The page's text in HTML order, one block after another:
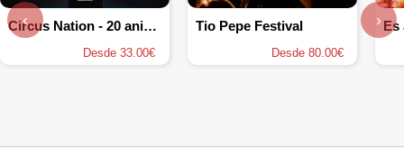
Circus Nation - 20 aniversario
Desde 33.00€
Tio Pepe Festival
Desde 80.00€
Es
‹ ›